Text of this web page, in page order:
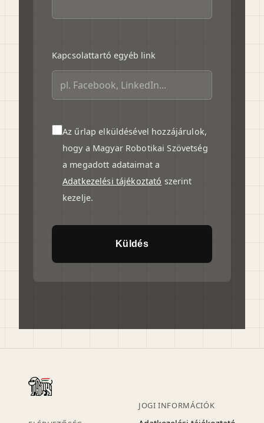
Kapcsolattartó egyéb link
Az űrlap elküldésével hozzájárulok,
hogy a Magyar Robotikai Szövetség
a megadott adataimat a
Adatkezelési tájékoztató szerint
kezelje.
Küldés
JOGI INFORMÁCIÓK